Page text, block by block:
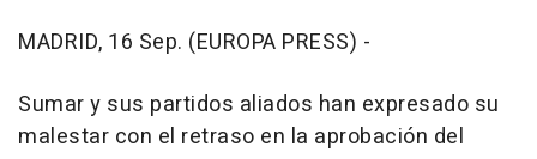
MADRID, 16 Sep. (EUROPA PRESS) -
Sumar y sus partidos aliados han expresado su
malestar con el retraso en la aprobación del